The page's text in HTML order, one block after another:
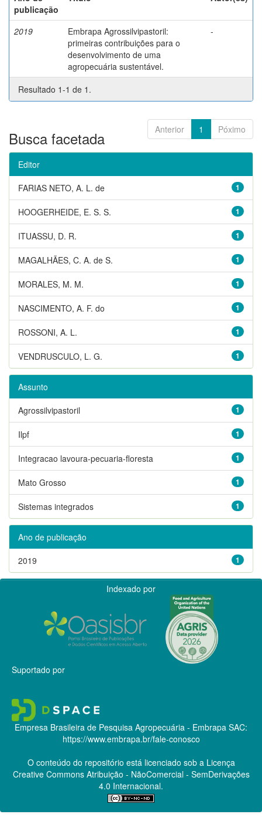
publicação
2019
Embrapa Agrossilvipastoril:
primeiras contribuições para o
desenvolvimento de uma
agropecuária sustentável.
-
Resultado 1-1 de 1.
Anterior 1 Póximo
Busca facetada
Editor
1
FARIAS NETO, A. L. de
1
HOOGERHEIDE, E. S. S.
1
ITUASSU, D. R.
1
MAGALHÃES, C. A. de S.
1
MORALES, M. M.
1
NASCIMENTO, A. F. do
1
ROSSONI, A. L.
1
VENDRUSCULO, L. G.
Assunto
1
Agrossilvipastoril
1
Ilpf
1
Integracao lavoura-pecuaria-floresta
1
Mato Grosso
1
Sistemas integrados
Ano de publicação
1
2019
Indexado por
Suportado por
Empresa Brasileira de Pesquisa Agropecuária - Embrapa SAC:
https://www.embrapa.br/fale-conosco
O conteúdo do repositório está licenciado sob a Licença
Creative CommonsAtribuição - NãoComercial - SemDerivações
4.0 Internacional.